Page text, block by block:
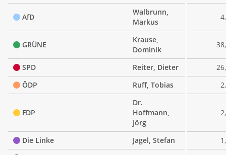
AfD
Walbrunn,
Markus
GRÜNE
Krause,
Dominik
SPD Reiter, Dieter
ÖDP
Ruff, Tobias
FDP
Dr.
Hoffmann,
Jörg
Die Linke Jagel, Stefan